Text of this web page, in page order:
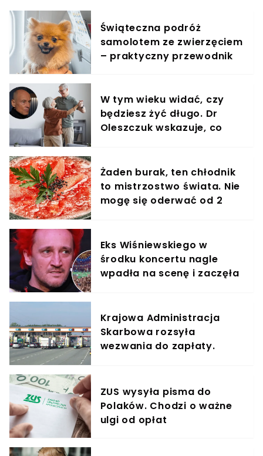
Świąteczna podróż
samolotem ze zwierzęciem
– praktyczny przewodnik
W tym wieku widać, czy
będziesz żyć długo. Dr
Oleszczuk wskazuje, co
Żaden burak, ten chłodnik
to mistrzostwo świata. Nie
mogę się oderwać od 2
Eks Wiśniewskiego w
środku koncertu nagle
wpadła na scenę i zaczęła
Krajowa Administracja
Skarbowa rozsyła
wezwania do zapłaty.
ZUS wysyła pisma do
Polaków. Chodzi o ważne
ulgi od opłat